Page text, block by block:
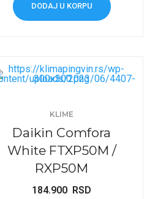
DODAJ U KORPU
KLIME
Daikin Comfora
White FTXP50M /
RXP50M
184.900 RSD